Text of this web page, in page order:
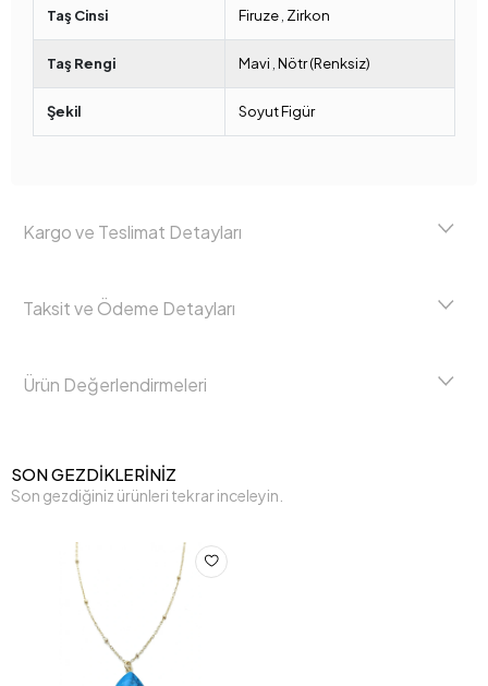
Taş Cinsi Firuze Zirkon
Taş Rengi Mavi Nötr (Renksiz)
Şekil Soyut Figür
Kargo ve Teslimat Detayları
Taksit ve Ödeme Detayları
Ürün Değerlendirmeleri
SON GEZDİKLERİNİZ
Son gezdiğiniz ürünleri tekrar inceleyin.